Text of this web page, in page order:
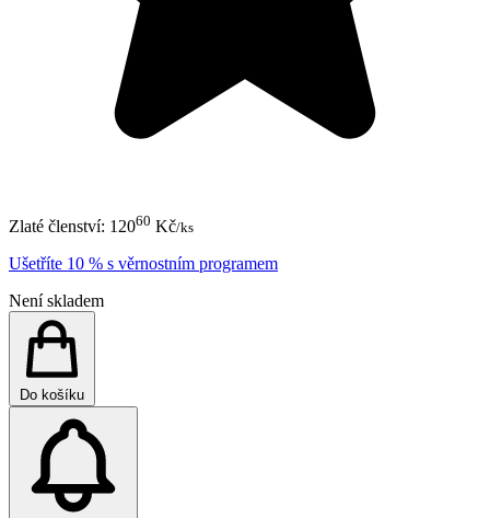
Zlaté členství: 12060 Kč/ks
Ušetříte 10 % s věrnostním programem
Není skladem
Do košíku